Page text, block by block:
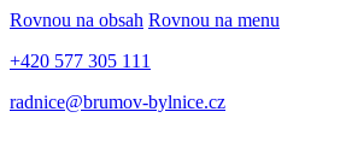
Rovnou na obsah Rovnou na menu
+420 577 305 111
radnice@brumov-bylnice.cz